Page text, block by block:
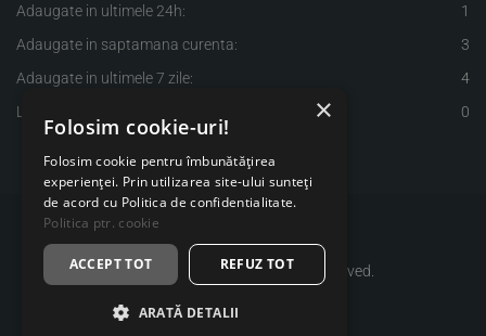
Adaugate in ultimele 24h:
1
Adaugate in saptamana curenta:
3
Adaugate in ultimele 7 zile:
4
Licitatii active:
0
clubauto ©
2026 - All Rights Reserved.
×
Folosim cookie-uri!
Folosim cookie pentru îmbunătățirea
experienței. Prin utilizarea site-ului sunteți
de acord cu Politica de confidentialitate.
Politica ptr. cookie
ACCEPT TOT REFUZ TOT
ARATĂ DETALII